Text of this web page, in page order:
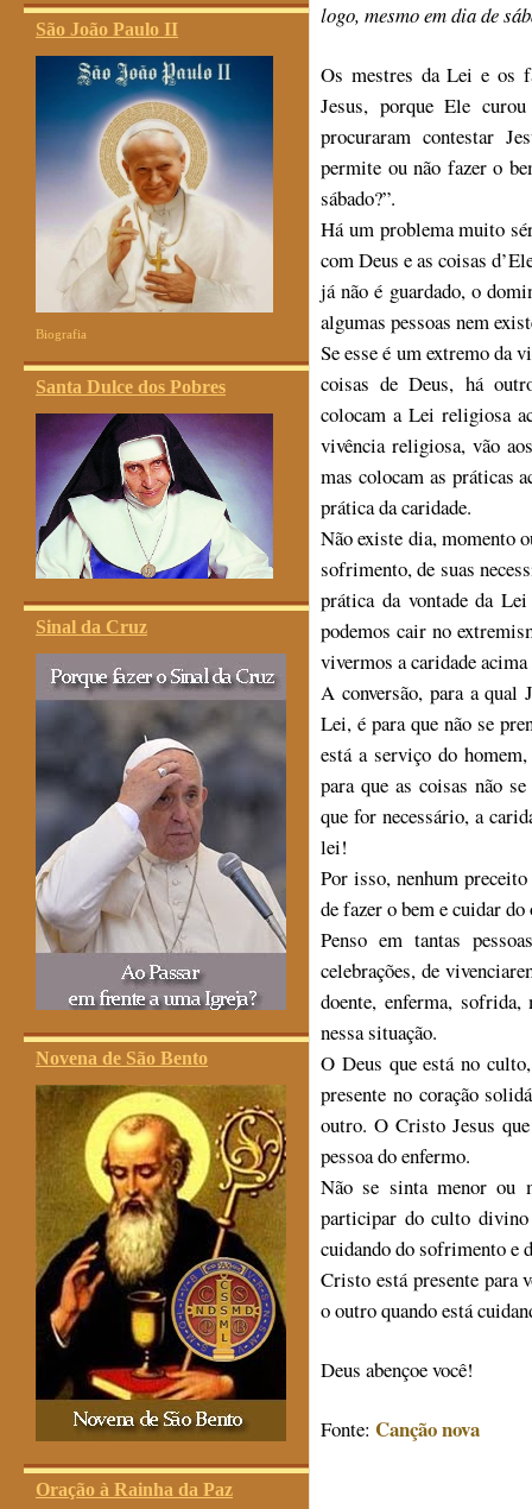
São João Paulo II
Biografia
Santa Dulce dos Pobres
Sinal da Cruz
Novena de São Bento
Oração à Rainha da Paz
logo, mesmo em dia de
Os mestres da Lei e os
Jesus, porque Ele
procuraram contestar
permite ou não fazer o
sábado?”.
Há um problema muito
com Deus e as coisas
já não é guardado, o
algumas pessoas nem
Se esse é um extremo da
coisas de Deus, há
colocam a Lei religiosa
vivência religiosa, vão
mas colocam as práticas
prática da caridade.
Não existe dia, momento
sofrimento, de suas
prática da vontade da
podemos cair no
vivermos a caridade
A conversão, para a qual
Lei, é para que não se
está a serviço do
para que as coisas não
que for necessário, a
lei!
Por isso, nenhum
de fazer o bem e cuidar
Penso em tantas
celebrações, de
doente, enferma, sofrida,
nessa situação.
O Deus que está no
presente no coração
outro. O Cristo Jesus
pessoa do enfermo.
Não se sinta menor ou
participar do culto divino
cuidando do sofrimento e
Cristo está presente para
o outro quando está
Deus abençoe você!
Fonte: Canção nova